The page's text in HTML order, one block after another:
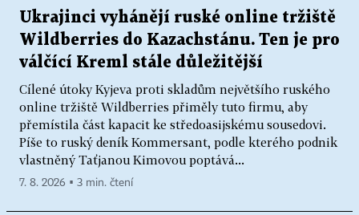
Ukrajinci vyhánějí ruské online tržiště
Wildberries do Kazachstánu. Ten je pro
válčící Kreml stále důležitější
Cílené útoky Kyjeva proti skladům největšího ruského
online tržiště Wildberries přiměly tuto firmu, aby
přemístila část kapacit ke středoasijskému sousedovi.
Píše to ruský deník Kommersant, podle kterého podnik
vlastněný Taťjanou Kimovou poptává...
7. 8. 2026 ▪ 3 min. čtení